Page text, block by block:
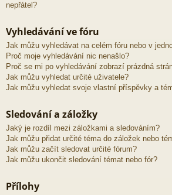
nepřátel?
Vyhledávání ve fóru
Jak můžu vyhledávat na celém fóru nebo v
Proč moje vyhledávání nic nenašlo?
Proč se mi po vyhledávání zobrazí prázdná
Jak můžu vyhledat určité uživatele?
Jak můžu vyhledat svoje vlastní příspěvky a
Sledování a záložky
Jaký je rozdíl mezi záložkami a sledováním?
Jak můžu přidat určité téma do záložek nebo
Jak můžu začít sledovat určité fórum?
Jak můžu ukončit sledování témat nebo fór?
Přílohy